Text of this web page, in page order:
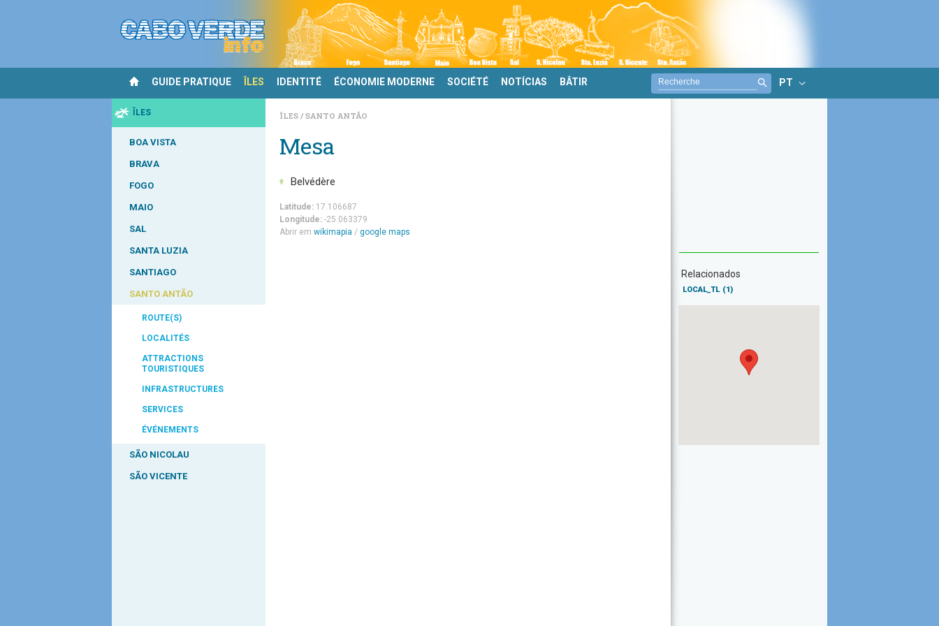
GUIDE PRATIQUE ÎLES IDENTITÉ ÉCONOMIE MODERNE SOCIÉTÉ NOTÍCIAS BÂTIR PT
ÎLES
BOA VISTA
BRAVA
FOGO
MAIO
SAL
SANTA LUZIA
SANTIAGO
SANTO ANTÃO
ROUTE(S)
LOCALITÉS
ATTRACTIONS
TOURISTIQUES
INFRASTRUCTURES
SERVICES
ÉVÉNEMENTS
SÃO NICOLAU
SÃO VICENTE
ÎLES SANTO ANTÃO
Mesa
Belvédère
Latitude: 17.106687
Longitude: -25.063379
Abrir em wikimapia / google maps
Relacionados
LOCAL_TL (1)